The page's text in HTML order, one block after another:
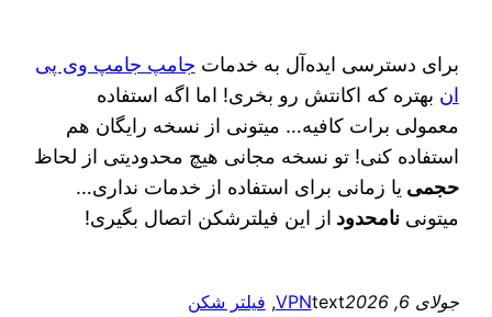
برای دسترسی ایده‌آل به خدمات جامپ جامپ وی پی
ان بهتره که اکانتش رو بخری! اما اگه استفاده
معمولی برات کافیه… میتونی از نسخه رایگان هم
استفاده کنی! تو نسخه مجانی هیچ محدودیتی از لحاظ
حجمی یا زمانی برای استفاده از خدمات نداری…
میتونینامحدود از این فیلترشکن اتصال بگیری!
جولای 6, 2026 text
VPN
, فیلتر شکن